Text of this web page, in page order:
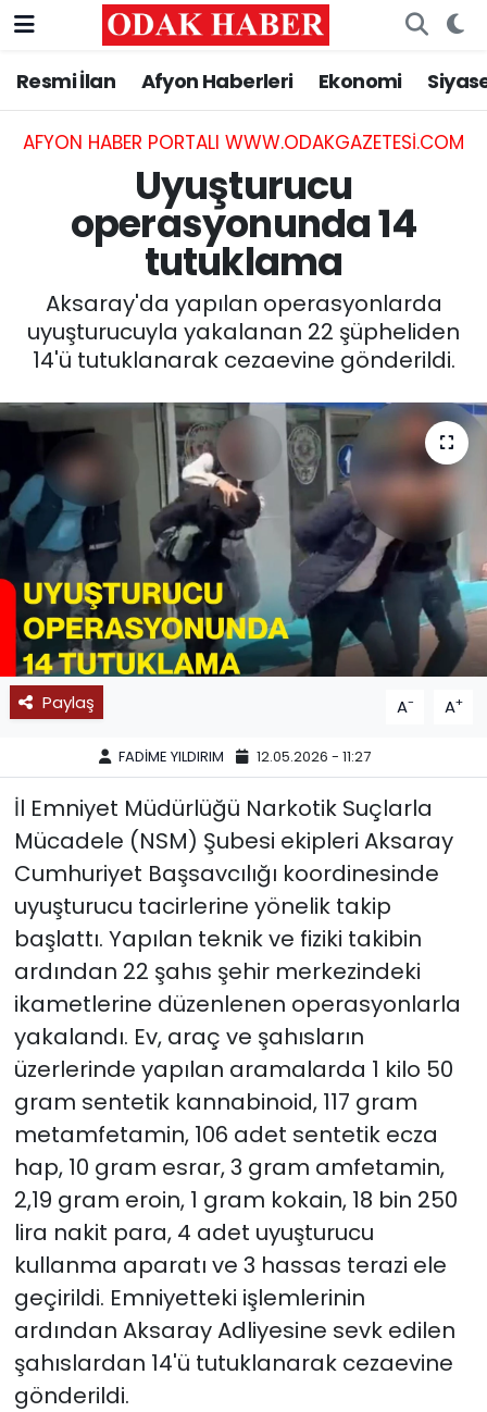
Resmi İlan Afyon Haberleri Ekonomi
AFYON HABER PORTALI WWW.ODAKGAZETESI.COM
Uyuşturucu
operasyonunda 14
tutuklama
Aksaray'da yapılan operasyonlarda
uyuşturucuyla yakalanan 22 şüpheliden
14'ü tutuklanarak cezaevine gönderildi.
Paylaş A- A+
FADİME YILDIRIM 12.05.2026 - 11:27
İl Emniyet Müdürlüğü Narkotik Suçlarla
Mücadele (NSM) Şubesi ekipleri Aksaray
Cumhuriyet Başsavcılığı koordinesinde
uyuşturucu tacirlerine yönelik takip
başlattı. Yapılan teknik ve fiziki takibin
ardından 22 şahıs şehir merkezindeki
ikametlerine düzenlenen operasyonlarla
yakalandı. Ev, araç ve şahısların
üzerlerinde yapılan aramalarda 1 kilo 50
gram sentetik kannabinoid, 117 gram
metamfetamin, 106 adet sentetik ecza
hap, 10 gram esrar, 3 gram amfetamin,
2,19 gram eroin, 1 gram kokain, 18 bin 250
lira nakit para, 4 adet uyuşturucu
kullanma aparatı ve 3 hassas terazi ele
geçirildi. Emniyetteki işlemlerinin
ardından Aksaray Adliyesine sevk edilen
şahıslardan 14'ü tutuklanarak cezaevine
gönderildi.
AFYONKARAHİSAR HABERLERİ
Resmi İlan
GÜNCEL
SİYASET
EĞİTİM
MAGAZİN
SAĞLIK
SPOR
11:11 MANŞET
Nöbetçi Eczaneler
Hava Durumu
Trafik Durumu
Süper Lig Puan Durumu ve Fikstür
Tüm Manşetler
Son Dakika Haberleri
Haber Arşivi